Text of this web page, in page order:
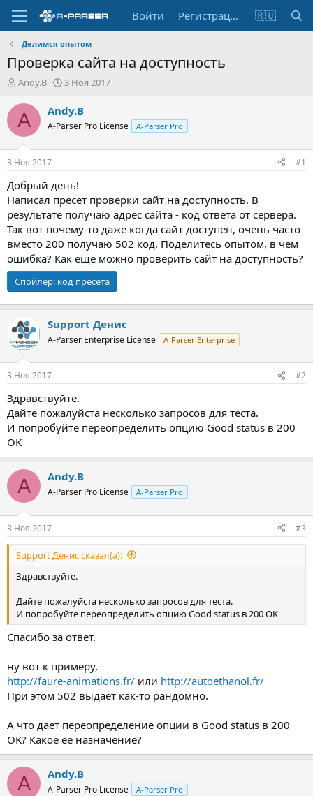
Войти Регистрация 🇷🇺
Делимся опытом
Проверка сайта на доступность
А
т
о
т
е
м
ы
Andy.B
Д
т
н
а
л
3 Ноя 2017
A Andy.B
A-Parser Pro License A-Parser Pro
3 Ноя 2017 #1
Добрый день!
Написал пресет проверки сайт на доступность. В
результате получаю адрес сайта - код ответа от сервера.
Так вот почему-то даже когда сайт доступен, очень часто
вместо 200 получаю 502 код. Поделитесь опытом, в чем
ошибка? Как еще можно проверить сайт на доступность?
Спойлер: код пресета
Support Денис
A-Parser Enterprise License A-Parser Enterprise
3 Ноя 2017 #2
Здравствуйте.
Дайте пожалуйста несколько запросов для теста.
И попробуйте переопределить опцию Good status в 200
OK
A Andy.B
A-Parser Pro License A-Parser Pro
3 Ноя 2017 #3
Support Денис сказал(а):
Здравствуйте.
Дайте пожалуйста несколько запросов для теста.
И попробуйте переопределить опцию Good status в 200 OK
Спасибо за ответ.
ну вот к примеру,
http://faure-animations.fr/ или http://autoethanol.fr/
При этом 502 выдает как-то рандомно.
А что дает переопределение опции в Good status в 200
OK? Какое ее назначение?
A Andy.B
A-Parser Pro License A-Parser Pro